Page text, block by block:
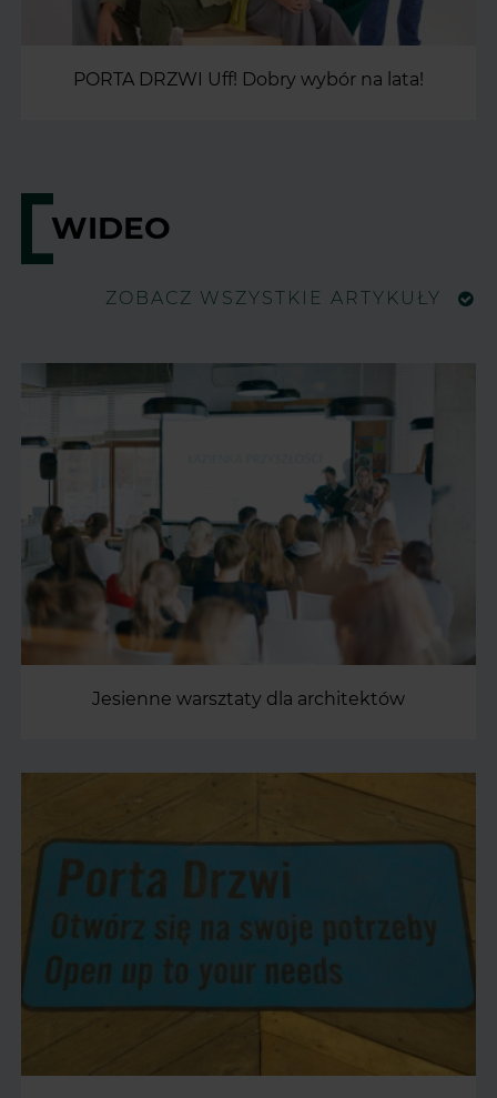
PORTA DRZWI Uff! Dobry wybór na lata!
WIDEO
ZOBACZ WSZYSTKIE ARTYKUŁY
Jesienne warsztaty dla architektów